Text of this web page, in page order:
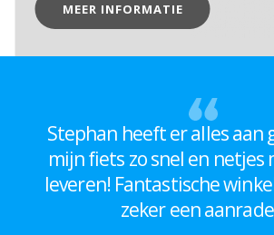
MEER INFORMATIE
Stephan heeft er alles aan
mijn fiets zo snel en netjes
leveren! Fantastische
zeker een